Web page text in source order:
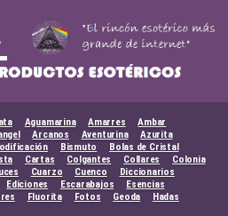
Aguamarina Amarres
Ambar
Arcanos Aventurina
Azurita
Bismuto
Bolas de Cristal
Cartas Colgantes Collares
Colonia
Cuarzo Cuenco
Diccionarios
Ediciones Escarabajos
Esencias
Fluorita Fotos Geoda
Hadas